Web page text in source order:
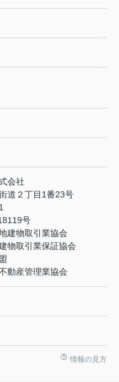
会社
道２丁目1番23号
号
建物取引業協会
物取引業保証協会
動産管理業協会
情報の見方